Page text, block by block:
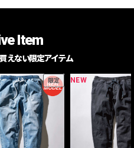
Item
えない限定アイテム
限定 NEW